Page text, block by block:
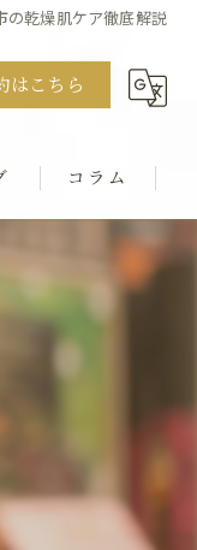
の乾燥肌ケア徹底解説
はこちら
コラム